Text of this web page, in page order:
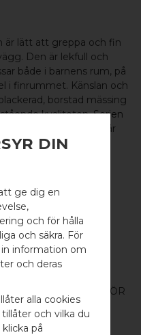
TO
är lätt att greppa och fin
Den är lekfull och
både i barnens rum, på
i finrummet. Känslan och
borstad mässing
kvaliteten.Serien
har sedan dess varit vår
1 ST / SKRUVSTIFT FÖR
DIN
ge dig en
och för hålla
och säkra. För
information om
och deras
alla cookies
och vilka du
på